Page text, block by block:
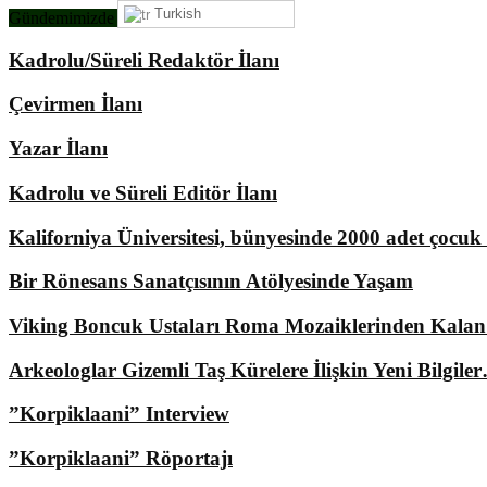
Gündemimizde Ne Var?
Kadrolu/Süreli Redaktör İlanı
Çevirmen İlanı
Yazar İlanı
Kadrolu ve Süreli Editör İlanı
Kaliforniya Üniversitesi, bünyesinde 2000 adet
Bir Rönesans Sanatçısının Atölyesinde Yaşam
Viking Boncuk Ustaları Roma Mozaiklerinden
Arkeologlar Gizemli Taş Kürelere İlişkin Yeni
”Korpiklaani” Interview
”Korpiklaani” Röportajı
Turkish